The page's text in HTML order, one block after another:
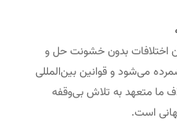
اختلافات بدون خشونت حل و
می‌شود و قوانین بین‌المللی
ما متعهد به تلاش بی‌وقفه
است.